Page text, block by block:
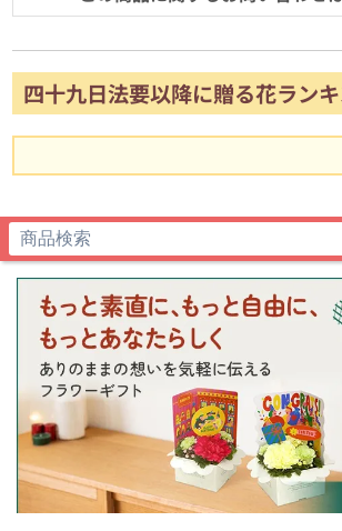
四十九日法要以降に贈る花ラン